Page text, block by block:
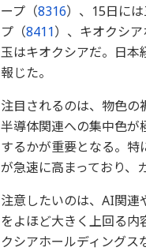
ープ（8316）、15日に
プ（8411）、キオクシ
玉はキオクシアだ。日本
報じた。
注目されるのは、物色の
半導体関連への集中色が
するかが重要となる。
が急速に高まっており、
注意したいのは、AI関連
をよほど大きく上回る内
クシアホールディング